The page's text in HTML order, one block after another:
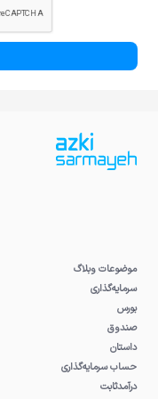
موضوعات وبلاگ
سرمایه‌گذاری
بورس
صندوق
داستان
حساب سرمایه‌گذاری
درآمدثابت